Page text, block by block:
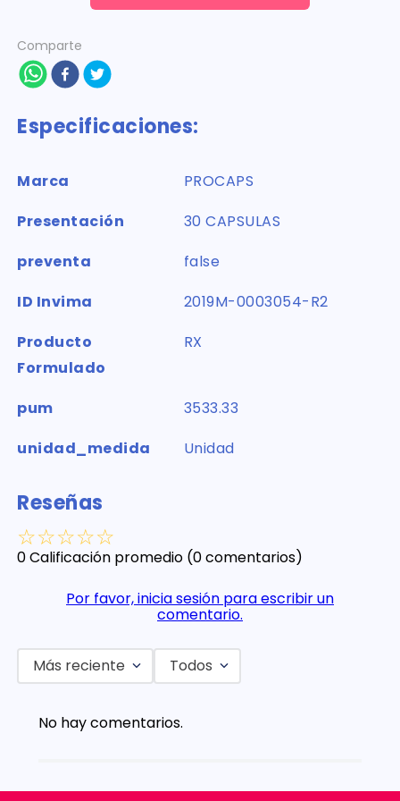
Comparte
Especificaciones:
Marca
PROCAPS
Presentación
30 CAPSULAS
preventa
false
ID Invima
2019M-0003054-R2
Producto
Formulado
RX
pum
3533.33
unidad_medida
Unidad
Reseñas
☆☆☆☆☆
0 Calificación promedio (0 comentarios)
Por favor, inicia sesión para escribir un
comentario.
Más reciente Todos
No hay comentarios.